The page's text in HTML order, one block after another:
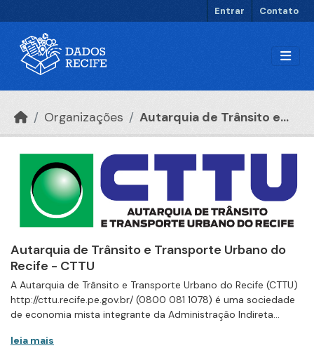
Entrar Contato
Organizações Autarquia de Trânsito e...
Autarquia de Trânsito e Transporte Urbano do
Recife - CTTU
A Autarquia de Trânsito e Transporte Urbano do Recife (CTTU)
http://cttu.recife.pe.gov.br/ (0800 081 1078) é uma sociedade
de economia mista integrante da Administração Indireta...
leia mais